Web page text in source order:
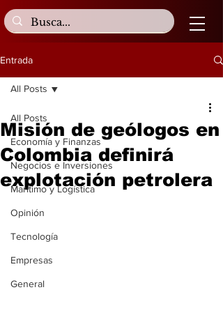
Entrada
All Posts
Economía y Finanzas
Negocios e Inversiones
Marítimo y Logística
Opinión
Tecnología
Empresas
General
All Posts
Misión de geólogos en
Colombia definirá
explotación petrolera